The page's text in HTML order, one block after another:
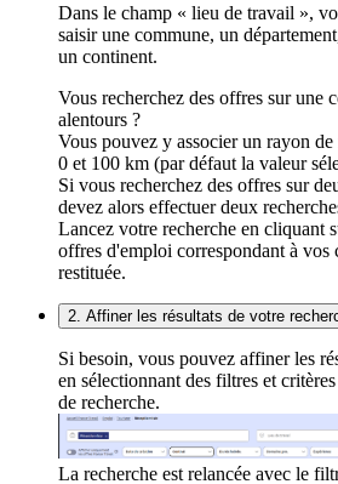
Dans le champ « lieu de travail »,
saisir une commune, un
un continent.
Vous recherchez des offres sur une
alentours ?
Vous pouvez y associer un rayon
0 et 100 km (par défaut la valeur
Si vous recherchez des offres sur
devez alors effectuer deux
Lancez votre recherche en cliquant
offres d'emploi correspondant à vos
restituée.
2. Affiner les résultats de votre
Si besoin, vous pouvez affiner les
en sélectionnant des filtres et
de recherche.
La recherche est relancée avec le